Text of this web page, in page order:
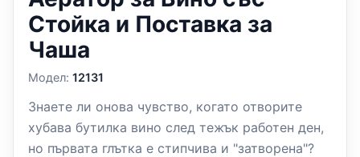
Стойка и Поставка за
Чаша
Модел:12131
Знаете ли онова чувство, когато отворите
хубава бутилка вино след тежък работен ден,
но първата глътка е стипчива и "затворена"?